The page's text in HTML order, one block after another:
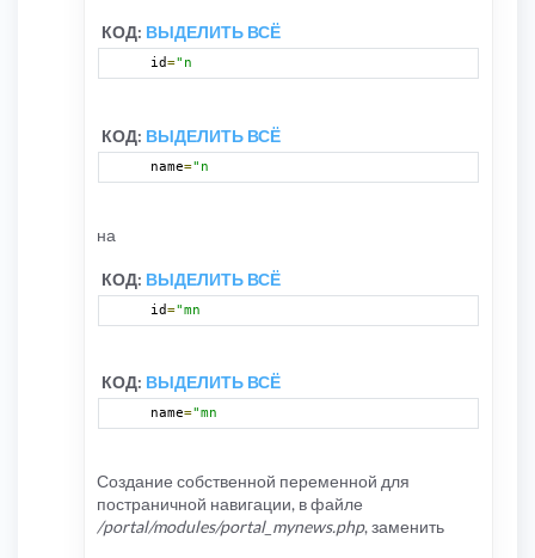
КОД: ВЫДЕЛИТЬ ВСЁ
id="n
КОД: ВЫДЕЛИТЬ ВСЁ
name="n
на
КОД: ВЫДЕЛИТЬ ВСЁ
id="mn
КОД: ВЫДЕЛИТЬ ВСЁ
name="mn
Создание собственной переменной для
постраничной навигации, в файле
/portal/modules/portal_mynews.php, заменить